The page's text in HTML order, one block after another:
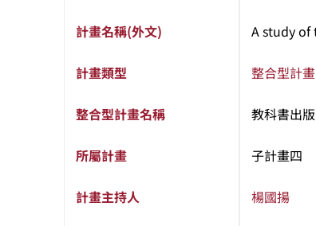
計畫名稱(外文) A study
計畫類型 整合型計畫
整合型計畫名稱 教科書出
所屬計畫 子計畫四
計畫主持人 楊國揚